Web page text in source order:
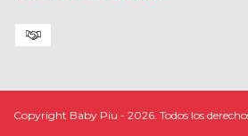
Copyright Baby Piu - 2026. Todos los